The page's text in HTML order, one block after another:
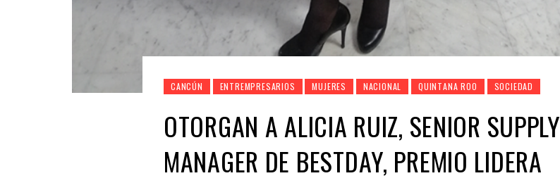
CANCÚN ENTREMPRESARIOS MUJERES NACIONAL QUINTANA ROO SOCIEDAD
OTORGAN A ALICIA RUIZ, SENIOR SUPPLY
MANAGER DE BESTDAY, PREMIO LIDERA